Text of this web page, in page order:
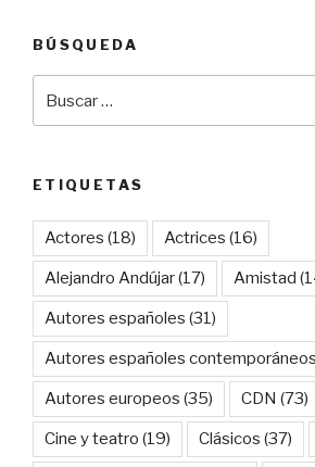
BÚSQUEDA
por:
ETIQUETAS
Actores (18) Actrices (16)
Alejandro Andújar(17) Amistad
Autores españoles (31)
Autores españoles contemporáneos
Autores europeos (35) CDN (73)
Cine y teatro (19) Clásicos (37)